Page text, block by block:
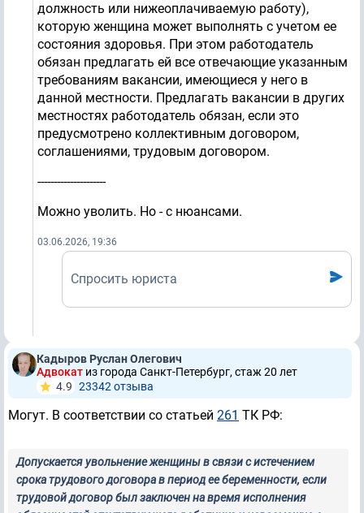
должность или нижеоплачиваемую работу),
которую женщина может выполнять с учетом ее
состояния здоровья. При этом работодатель
обязан предлагать ей все отвечающие указанным
требованиям вакансии, имеющиеся у него в
данной местности. Предлагать вакансии в других
местностях работодатель обязан, если это
предусмотрено коллективным договором,
соглашениями, трудовым договором.
---------------------
Можно уволить. Но - с нюансами.
03.06.2026, 19:36
Спросить юриста
Кадыров Руслан Олегович
Адвокат из города Санкт-Петербург, стаж 20 лет
4.9 23342 отзывa
Могут. В соответствии со статьей 261 ТК РФ:
Допускается увольнение женщины в связи с истечением
срока трудового договора в период ее беременности, если
трудовой договор был заключен на время исполнения